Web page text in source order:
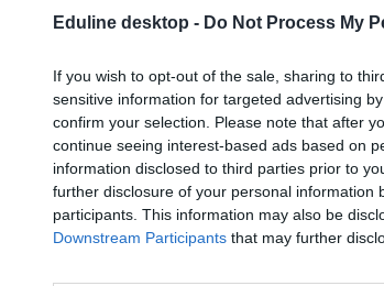
Eduline desktop - Do Not Process My
If you wish to opt-out of the sale, sharing to
sensitive information for targeted advertising
confirm your selection. Please note that after
continue seeing interest-based ads based on
information disclosed to third parties prior to
further disclosure of your personal information
participants. This information may also be
Downstream Participants that may further